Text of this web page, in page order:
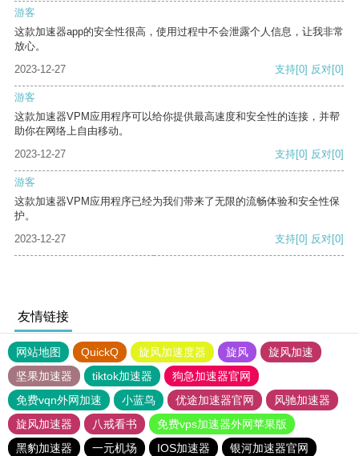
游客
这款加速器app的安全性很高，使用过程中不会泄露个人信息，让我非常
放心。
2023-12-27
支持[0] 反对[0]
游客
这款加速器VPM应用程序可以给你提供最高速度和安全性的连接，并帮
助你在网络上自由移动。
2023-12-27
支持[0] 反对[0]
游客
这款加速器VPM应用程序已经为我们带来了无限的流畅体验和安全性保
护。
2023-12-27
支持[0] 反对[0]
友情链接
网站地图 QuickQ 旋风加速度器 旋风
旋风加速
坚果加速器
tiktok加速器
狗急加速器官网
免费vqn外网加速
小蓝鸟 优途加速器官网
风驰加速器
旋风加速器
八戒看书
免费vps加速器外网苹果版
黑豹加速器
一元机场 IOS加速器 银河加速器官网